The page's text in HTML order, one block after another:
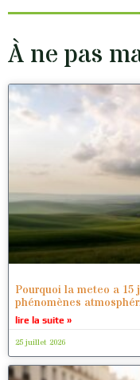
À ne pas
Pourquoi la meteo a 15
phénomènes
lire la suite »
25 juillet 2026